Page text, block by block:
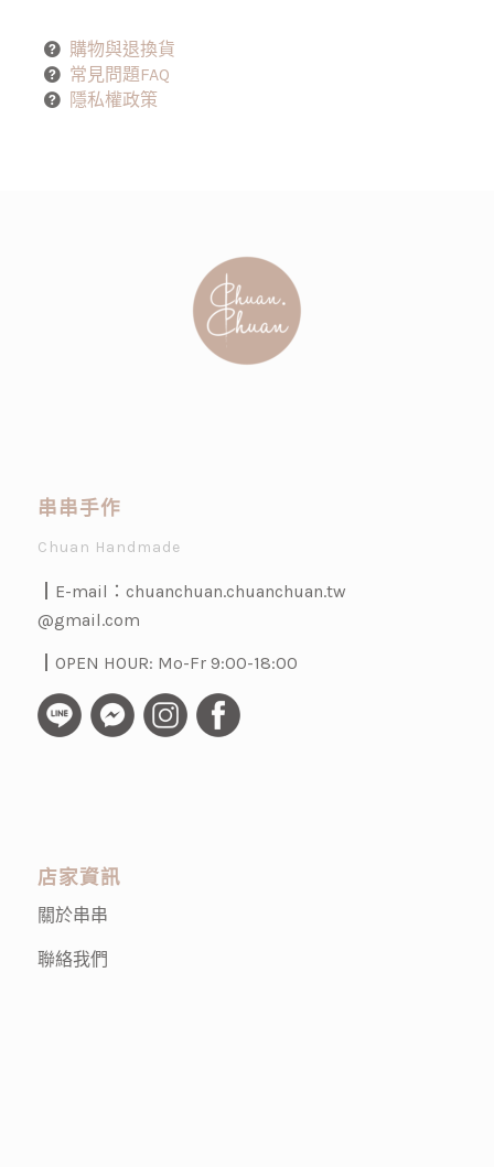
購物與退換貨
常見問題FAQ
隱私權政策
串串手作
Chuan Handmade
┃E-mail： chuanchuan.chuanchuan.tw
@gmail.com
┃OPEN HOUR: Mo-Fr 9:00-18:00
店家資訊
關於串串
聯絡我們